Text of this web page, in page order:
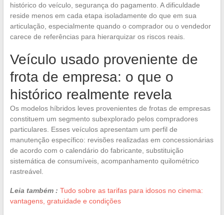
histórico do veículo, segurança do pagamento. A dificuldade
reside menos em cada etapa isoladamente do que em sua
articulação, especialmente quando o comprador ou o vendedor
carece de referências para hierarquizar os riscos reais.
Veículo usado proveniente de
frota de empresa: o que o
histórico realmente revela
Os modelos híbridos leves provenientes de frotas de empresas
constituem um segmento subexplorado pelos compradores
particulares. Esses veículos apresentam um perfil de
manutenção específico: revisões realizadas em concessionárias
de acordo com o calendário do fabricante, substituição
sistemática de consumíveis, acompanhamento quilométrico
rastreável.
Leia também : Tudo sobre as tarifas para idosos no cinema:
vantagens, gratuidade e condições